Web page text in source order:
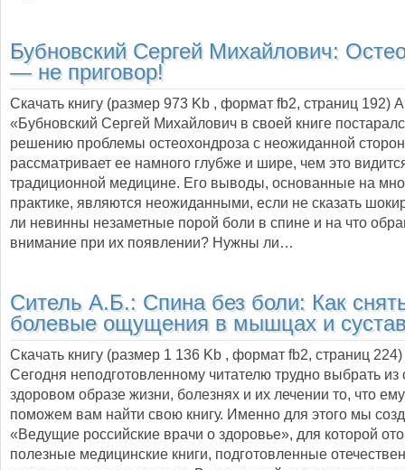
Бубновский Сергей Михайлович:
— не приговор!
Скачать книгу (размер 973 Kb , формат fb2, страниц 192)
«Бубновский Сергей Михайлович в своей книге
решению проблемы остеохондроза с неожиданной
рассматривает ее намного глубже и шире, чем это
традиционной медицине. Его выводы, основанные на
практике, являются неожиданными, если не сказать
ли невинны незаметные порой боли в спине и на что
внимание при их появлении? Нужны ли…
Ситель А.Б.: Спина без боли: Как
болевые ощущения в мышцах и
Скачать книгу (размер 1 136 Kb , формат fb2, страниц 224
Сегодня неподготовленному читателю трудно выбрать из
здоровом образе жизни, болезнях и их лечении то, что
поможем вам найти свою книгу. Именно для этого мы
«Ведущие российские врачи о здоровье», для которой
полезные медицинские книги, подготовленные